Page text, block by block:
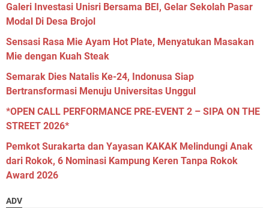
Galeri Investasi Unisri Bersama BEI, Gelar Sekolah Pasar
Modal Di Desa Brojol
Sensasi Rasa Mie Ayam Hot Plate, Menyatukan Masakan
Mie dengan Kuah Steak
Semarak Dies Natalis Ke-24, Indonusa Siap
Bertransformasi Menuju Universitas Unggul
*OPEN CALL PERFORMANCE PRE-EVENT 2 – SIPA ON THE
STREET 2026*
Pemkot Surakarta dan Yayasan KAKAK Melindungi Anak
dari Rokok, 6 Nominasi Kampung Keren Tanpa Rokok
Award 2026
ADV